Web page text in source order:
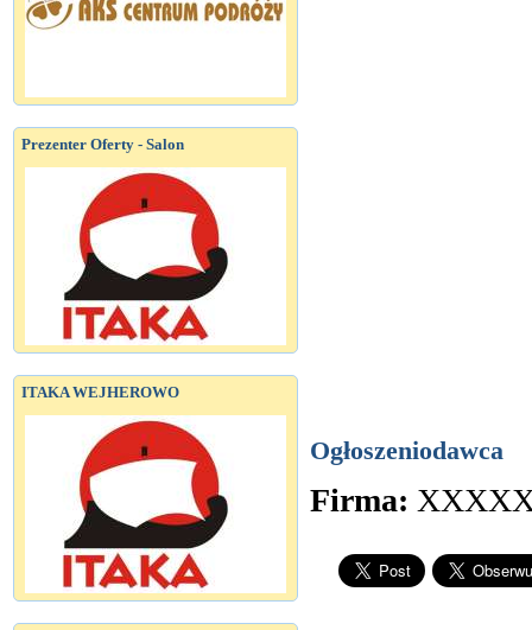
Prezenter Oferty - Salon
ITAKA WEJHEROWO
Ogłoszeniodawca
Firma: